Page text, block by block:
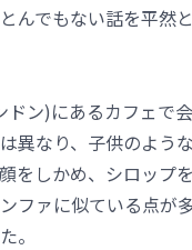
んでもない話を平然
ン)にあるカフェで
異なり、子供のよう
をしかめ、シロップ
ファに似ている点が
。